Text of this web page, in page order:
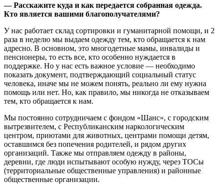
— Расскажите куда и как передается собранная одежда.
Кто является вашими благополучателями?​
У нас работает склад сортировки и гуманитарной помощи, и 2
раза в неделю мы выдаем одежду тем, кто обращается к нам
адресно. В основном, это многодетные мамы, инвалиды и
пенсионеры, то есть все, кто особенно нуждается в
поддержке. Но у нас есть важное условие — необходимо
показать документ, подтверждающий социальный статус
человека, иначе мы не можем понять, реально ли ему нужна
помощь или нет. Но, как правило, мы никогда не отказываем
тем, кто обращается к нам.
Мы постоянно сотрудничаем с фондом «Шанс», с городским
вытрезвителем, с Республиканским наркологическим
центром, приютами для животных, центрами помощи детям,
оставшимся без попечения родителей, и рядом других
организаций. Также мы отправляем одежду в районы,
деревни, где люди испытывают особую нужду, через ТОСы
(территориальные общественные управления) и районные
общественные организации.